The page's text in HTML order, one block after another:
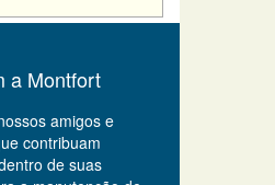
a Montfort
amigos e
contribuam
de suas